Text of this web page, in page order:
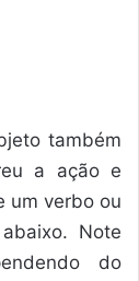
também
a ação e
um verbo ou
Note
do